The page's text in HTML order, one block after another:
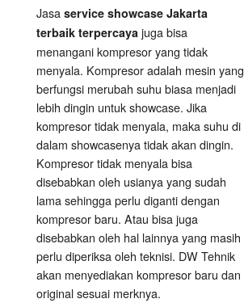
Jasa service showcase Jakarta
terbaik terpercaya juga bisa
menangani kompresor yang tidak
menyala. Kompresor adalah mesin yang
berfungsi merubah suhu biasa menjadi
lebih dingin untuk showcase. Jika
kompresor tidak menyala, maka suhu di
dalam showcasenya tidak akan dingin.
Kompresor tidak menyala bisa
disebabkan oleh usianya yang sudah
lama sehingga perlu diganti dengan
kompresor baru. Atau bisa juga
disebabkan oleh hal lainnya yang masih
perlu diperiksa oleh teknisi. DW Tehnik
akan menyediakan kompresor baru dan
original sesuai merknya.